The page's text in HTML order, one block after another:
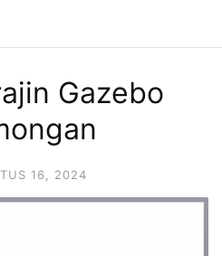
Gazebo
16, 2024